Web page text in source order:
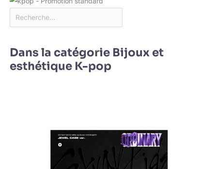
Dans la catégorie Bijoux et
esthétique K-pop